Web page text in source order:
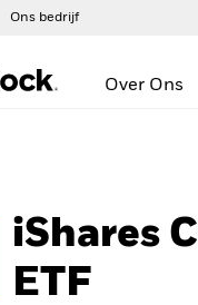
Ons bedrijf
Over Ons
iShares
ETF